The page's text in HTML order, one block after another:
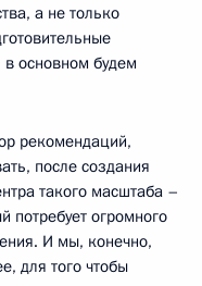
а не только
основном будем
рекомендаций,
после создания
такого масштаба –
потребует огромного
И мы, конечно,
для того чтобы